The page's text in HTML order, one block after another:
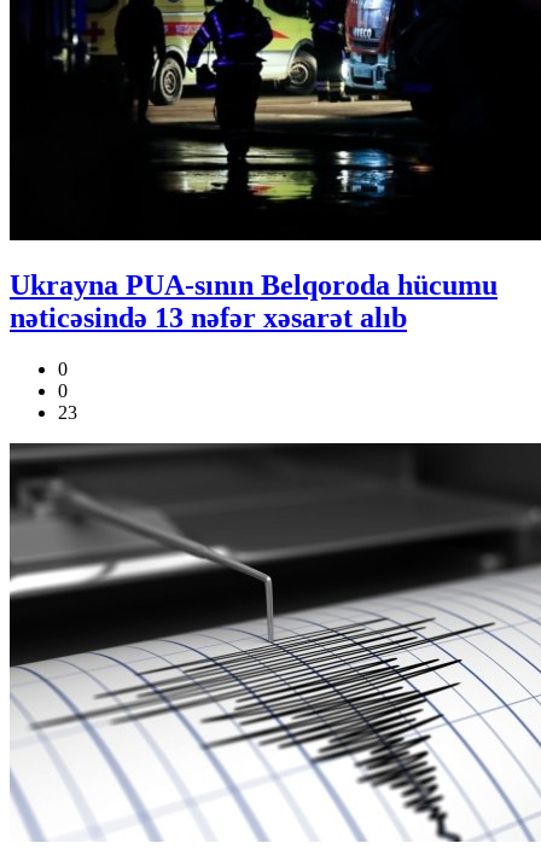
Ukrayna PUA-sının Belqoroda hücumu
nəticəsində 13 nəfər xəsarət alıb
0
0
23